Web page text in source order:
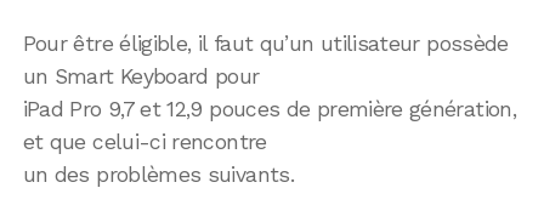
Pour être éligible, il faut qu’un utilisateur possède
un Smart Keyboard pour
iPad Pro 9,7 et 12,9 pouces de première génération,
et que celui-ci rencontre
un des problèmes suivants.